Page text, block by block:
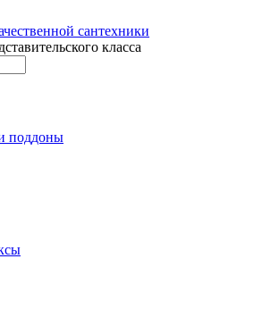
класса
поддоны